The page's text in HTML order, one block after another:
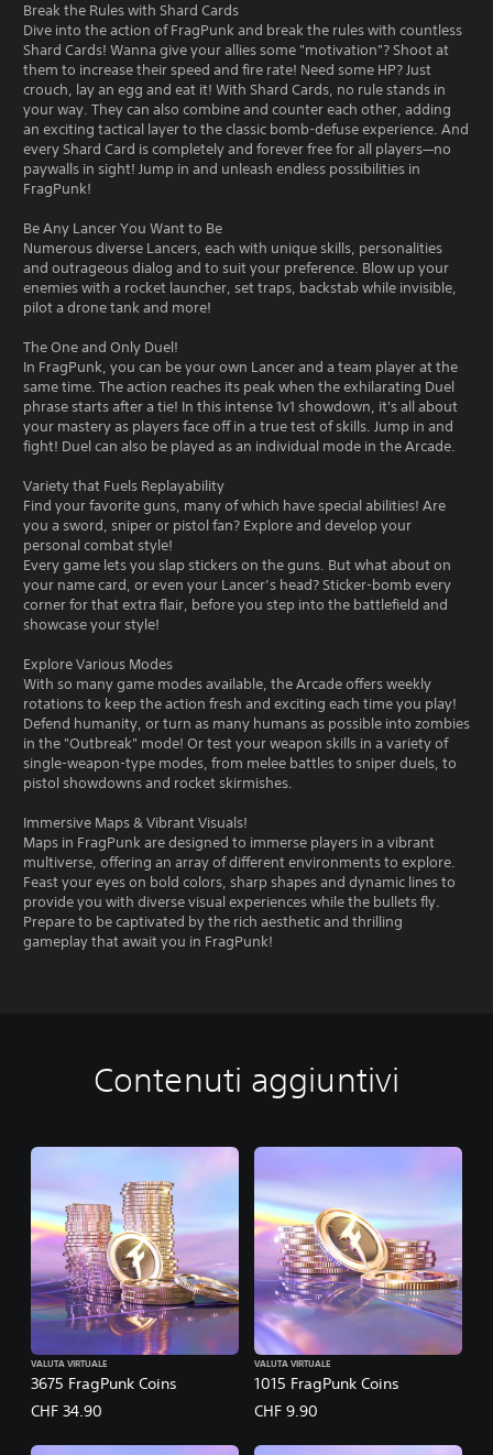
Break the Rules with Shard Cards
Dive into the action of FragPunk and break the rules with countless
Shard Cards! Wanna give your allies some "motivation"? Shoot at
them to increase their speed and fire rate! Need some HP? Just
crouch, lay an egg and eat it! With Shard Cards, no rule stands in
your way. They can also combine and counter each other, adding
an exciting tactical layer to the classic bomb-defuse experience. And
every Shard Card is completely and forever free for all players—no
paywalls in sight! Jump in and unleash endless possibilities in
FragPunk!
Be Any Lancer You Want to Be
Numerous diverse Lancers, each with unique skills, personalities
and outrageous dialog and to suit your preference. Blow up your
enemies with a rocket launcher, set traps, backstab while invisible,
pilot a drone tank and more!
The One and Only Duel!
In FragPunk, you can be your own Lancer and a team player at the
same time. The action reaches its peak when the exhilarating Duel
phrase starts after a tie! In this intense 1v1 showdown, it's all about
your mastery as players face off in a true test of skills. Jump in and
fight! Duel can also be played as an individual mode in the Arcade.
Variety that Fuels Replayability
Find your favorite guns, many of which have special abilities! Are
you a sword, sniper or pistol fan? Explore and develop your
personal combat style!
Every game lets you slap stickers on the guns. But what about on
your name card, or even your Lancer’s head? Sticker-bomb every
corner for that extra flair, before you step into the battlefield and
showcase your style!
Explore Various Modes
With so many game modes available, the Arcade offers weekly
rotations to keep the action fresh and exciting each time you play!
Defend humanity, or turn as many humans as possible into zombies
in the "Outbreak" mode! Or test your weapon skills in a variety of
single-weapon-type modes, from melee battles to sniper duels, to
pistol showdowns and rocket skirmishes.
Immersive Maps & Vibrant Visuals!
Maps in FragPunk are designed to immerse players in a vibrant
multiverse, offering an array of different environments to explore.
Feast your eyes on bold colors, sharp shapes and dynamic lines to
provide you with diverse visual experiences while the bullets fly.
Prepare to be captivated by the rich aesthetic and thrilling
gameplay that await you in FragPunk!
Contenuti aggiuntivi
3675 FragPunk Coins
VALUTA VIRTUALE
CHF 34.90
1015 FragPunk Coins
VALUTA VIRTUALE
CHF 9.90